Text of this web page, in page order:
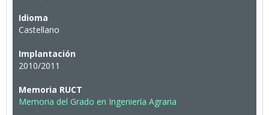
Idioma
Castellano
Implantación
2010/2011
Memoria RUCT
Memoria del Grado en Ingeniería Agraria